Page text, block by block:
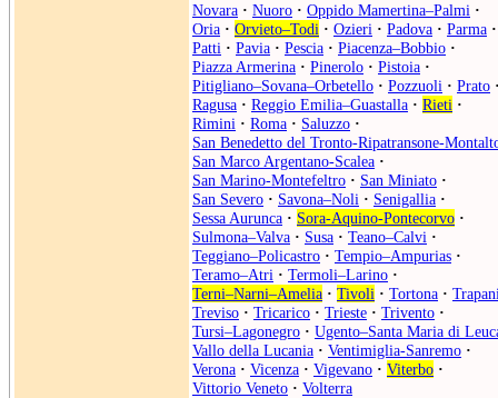
Novara · Nuoro · Oppido Mamertina–Palmi ·
Oria · Orvieto–Todi · Ozieri · Padova · Parma ·
Patti · Pavia · Pescia · Piacenza–Bobbio ·
Piazza Armerina · Pinerolo · Pistoia ·
Pitigliano–Sovana–Orbetello · Pozzuoli · Prato
Ragusa · Reggio Emilia–Guastalla · Rieti ·
Rimini · Roma · Saluzzo ·
San Benedetto del Tronto-Ripatransone-
San Marco Argentano-Scalea ·
San Marino-Montefeltro · San Miniato ·
San Severo · Savona–Noli · Senigallia ·
Sessa Aurunca · Sora-Aquino-Pontecorvo ·
Sulmona–Valva · Susa · Teano–Calvi ·
Teggiano–Policastro · Tempio–Ampurias ·
Teramo–Atri · Termoli–Larino ·
Terni–Narni–Amelia · Tivoli · Tortona ·
Treviso · Tricarico · Trieste · Trivento ·
Tursi–Lagonegro · Ugento–Santa Maria di
Vallo della Lucania · Ventimiglia-Sanremo ·
Verona · Vicenza · Vigevano · Viterbo ·
Vittorio Veneto · Volterra